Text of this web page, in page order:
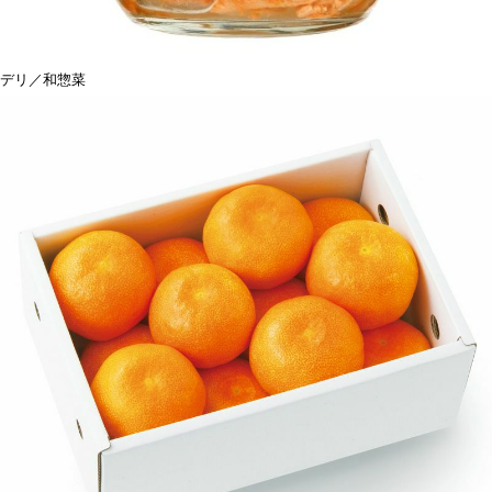
デリ／和惣菜